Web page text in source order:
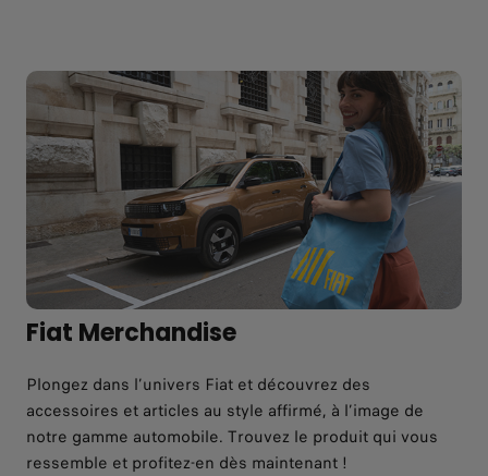
Fiat Merchandise
Plongez dans l’univers Fiat et découvrez des
accessoires et articles au style affirmé, à l’image de
notre gamme automobile. Trouvez le produit qui vous
ressemble et profitez-en dès maintenant !